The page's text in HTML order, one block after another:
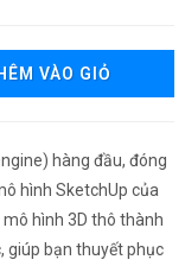
VÀO GIỎ
hàng đầu, đóng
hình SketchUp của
hình 3D thô thành
giúp bạn thuyết phục